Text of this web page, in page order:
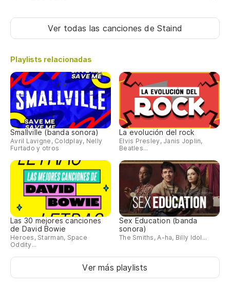
Ver todas las cancionesde Staind
Playlists relacionadas
Smallville (banda sonora)
Avril Lavigne, Coldplay, Nelly
Furtado y otros
La evolución del rock
Elvis Presley, Janis Joplin,
Beatles...
Las 30 mejores canciones
de David Bowie
Heroes, Starman, Space
Oddity...
Sex Education (banda
sonora)
The Smiths, A-ha, Billy Idol...
Ver más playlists